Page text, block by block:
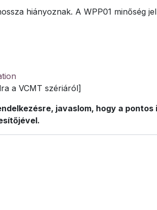
hiányoznak. A WPP01 minőség
a VCMT szériáról]
javaslom, hogy a